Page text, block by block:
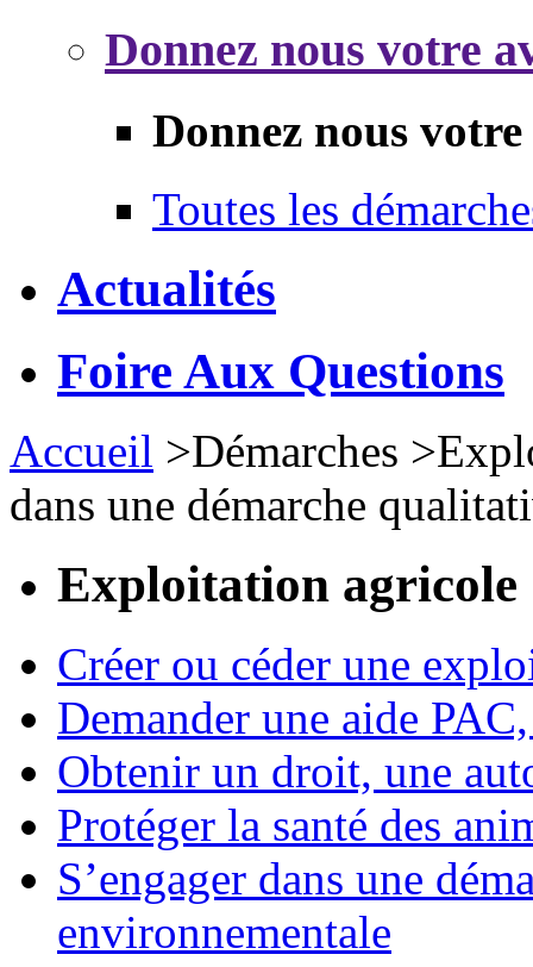
Donnez nous votre
Donnez nous
Toutes les
Actualités
Foire Aux Questions
Accueil >Démarches >
dans une démarche
Exploitation agricole
Créer ou céder une
Demander une aide
Obtenir un droit, une
Protéger la santé des
S’engager dans une
environnementale